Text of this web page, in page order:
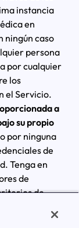
instancia
en
ningún caso
persona
por cualquier
los
el Servicio.
a
su propio
por ninguna
de
Tenga en
de
de
Transcarent